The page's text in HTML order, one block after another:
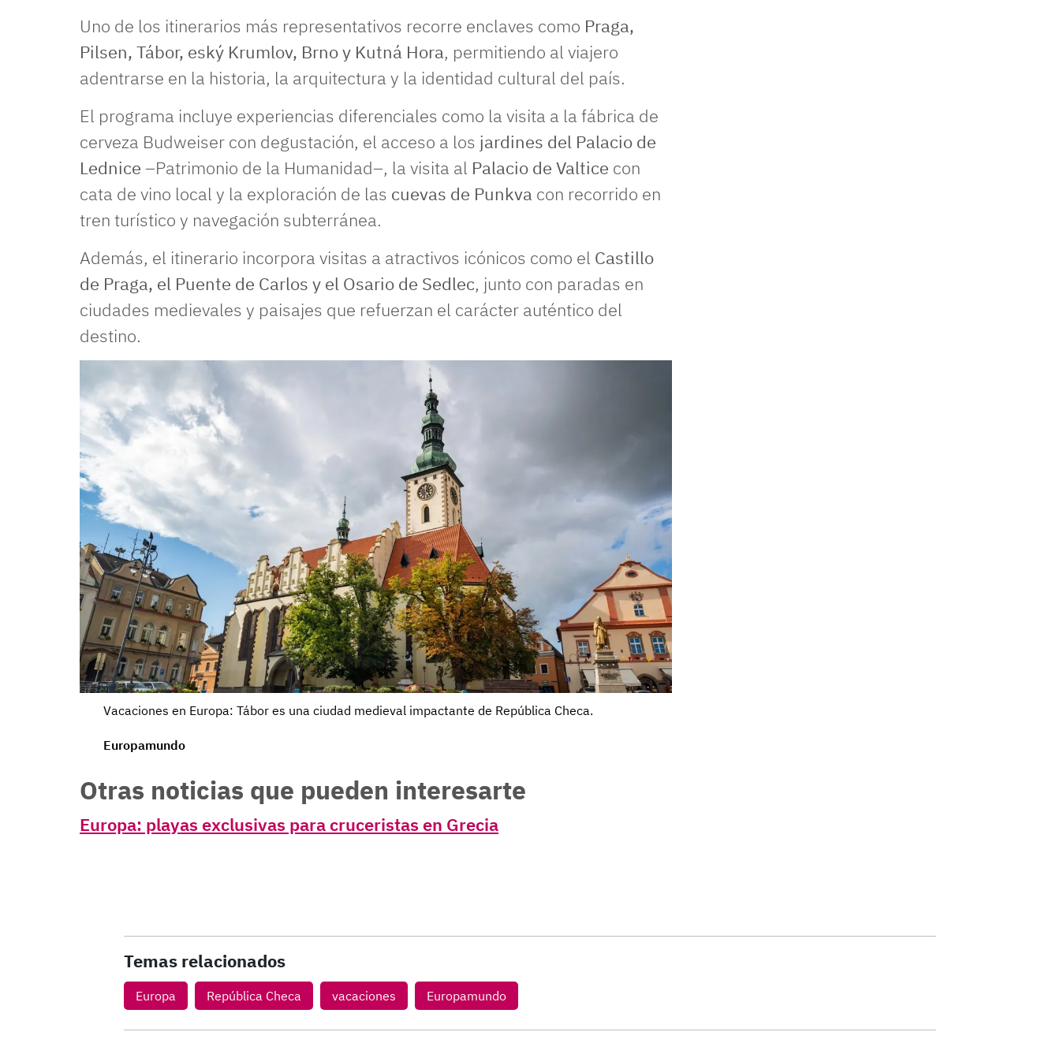
Uno de los itinerarios más representativos recorre enclaves como Praga,
Pilsen, Tábor, eský Krumlov, Brno y Kutná Hora, permitiendo al viajero
adentrarse en la historia, la arquitectura y la identidad cultural del país.
El programa incluye experiencias diferenciales como la visita a la fábrica de
cerveza Budweiser con degustación, el acceso a los jardines del Palacio de
Lednice –Patrimonio de la Humanidad–, la visita al Palacio de Valtice con
cata de vino local y la exploración de las cuevas de Punkva con recorrido en
tren turístico y navegación subterránea.
Además, el itinerario incorpora visitas a atractivos icónicos como el Castillo
de Praga, el Puente de Carlos y el Osario de Sedlec, junto con paradas en
ciudades medievales y paisajes que refuerzan el carácter auténtico del
destino.
Vacaciones en Europa: Tábor es una ciudad medieval impactante de República Checa.
Europamundo
Otras noticias que pueden interesarte
Europa: playas exclusivas para cruceristas en Grecia
Temas relacionados
Europa República Checa vacaciones Europamundo